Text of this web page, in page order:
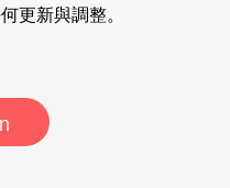
更新與調整。